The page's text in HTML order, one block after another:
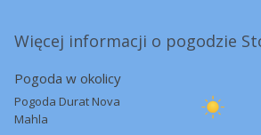
Więcej informacji o pogodzie
Pogoda w okolicy
Pogoda Durat Nova
Mahla